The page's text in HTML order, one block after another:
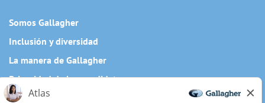
Somos Gallagher
Inclusión y diversidad
La manera de Gallagher
Privacidad de los candidatos
Cookie Policy